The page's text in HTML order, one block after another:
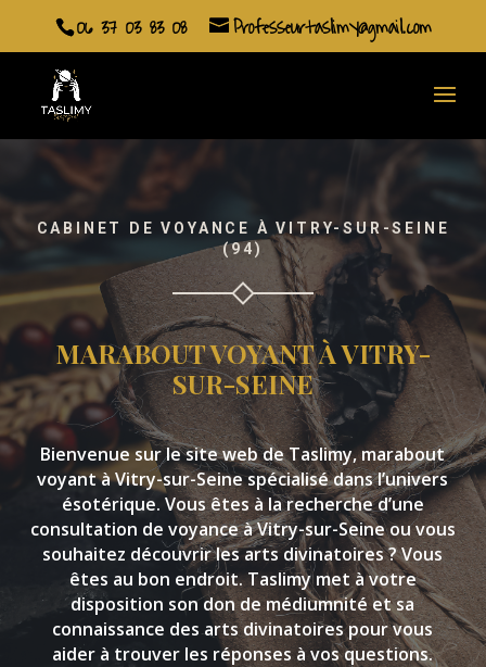
06 37 03 83 08 Professeurtaslimy@gmail.com
CABINET DE VOYANCE À VITRY-SUR-SEINE
(94)
MARABOUT VOYANT À VITRY-
SUR-SEINE
Bienvenue sur le site web de Taslimy, marabout
voyant à Vitry-sur-Seine spécialisé dans l’univers
ésotérique. Vous êtes à la recherche d’une
consultation de voyance à Vitry-sur-Seine ou vous
souhaitez découvrir les arts divinatoires ? Vous
êtes au bon endroit. Taslimy met à votre
disposition son don de médiumnité et sa
connaissance des arts divinatoires pour vous
aider à trouver les réponses à vos questions.